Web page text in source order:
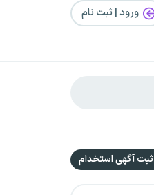
ورود | ثبت‌ نام
ثبت آگهی استخدام